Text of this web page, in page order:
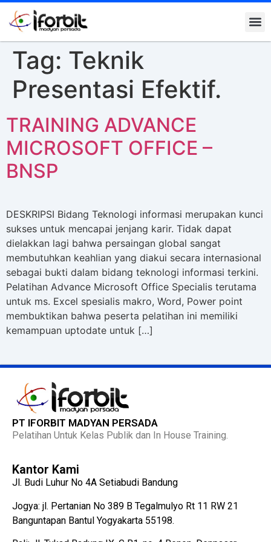
Tag: Teknik
Presentasi Efektif.
TRAINING ADVANCE
MICROSOFT OFFICE –
BNSP
DESKRIPSI Bidang Teknologi informasi merupakan kunci
sukses untuk mencapai jenjang karir. Tidak dapat
dielakkan lagi bahwa persaingan global sangat
membutuhkan keahlian yang diakui secara internasional
sebagai bukti dalam bidang teknologi informasi terkini.
Pelatihan Advance Microsoft Office Specialis terutama
untuk ms. Excel spesialis makro, Word, Power point
membuktikan bahwa peserta pelatihan ini memiliki
kemampuan uptodate untuk […]
PT IFORBIT MADYAN PERSADA
Pelatihan Untuk Kelas Publik dan In House Training.
Kantor Kami
Jl. Budi Luhur No 4A Setiabudi Bandung
Jogya: jl. Pertanian No 389 B Tegalmulyo Rt 11 RW 21
Banguntapan Bantul Yogyakarta 55198.